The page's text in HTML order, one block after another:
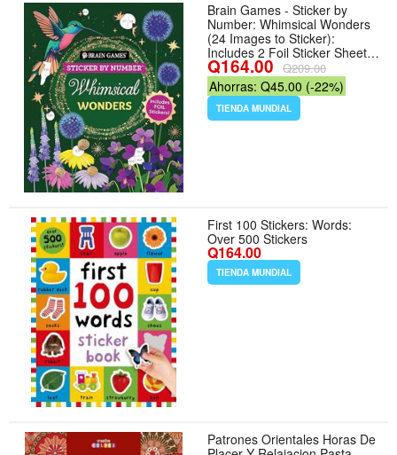
Brain Games - Sticker by
Number: Whimsical Wonders
(24 Images to Sticker):
Includes 2 Foil Sticker Sheets
to Complete Each Image! -
Formato Paperback
Q164.00 Q209.00
Ahorras: Q45.00 (-22%)
TIENDA MUNDIAL
First 100 Stickers: Words:
Over 500 Stickers
Q164.00
TIENDA MUNDIAL
Patrones Orientales Horas De